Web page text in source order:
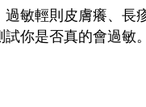
敏輕則皮膚癢、長
你是否真的會過敏。